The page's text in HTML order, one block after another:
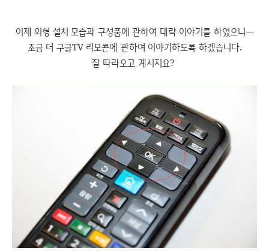
이제 외형 설치 모습과 구성품에 관하여 대략 이야기를 하였으니―
조금 더 구글TV 리모콘에 관하여 이야기하도록 하겠습니다.
잘 따라오고 계시지요?